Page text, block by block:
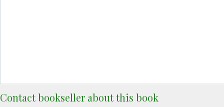
Contact bookseller about this book